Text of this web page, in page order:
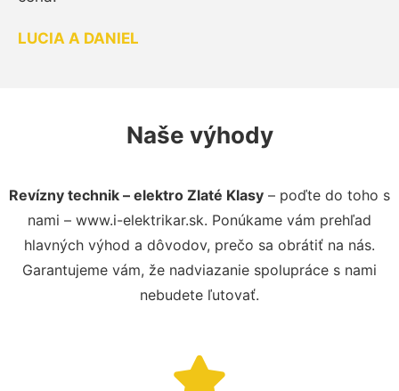
LUCIA A DANIEL
Naše výhody
Revízny technik – elektro Zlaté Klasy – poďte do toho s
nami – www.i-elektrikar.sk. Ponúkame vám prehľad
hlavných výhod a dôvodov, prečo sa obrátiť na nás.
Garantujeme vám, že nadviazanie spolupráce s nami
nebudete ľutovať.